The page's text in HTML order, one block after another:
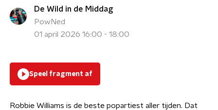
De Wild in de Middag
PowNed
01 april 2026 16:00 - 18:00
Speel fragment af
Robbie Williams is de beste popartiest aller tijden. Dat